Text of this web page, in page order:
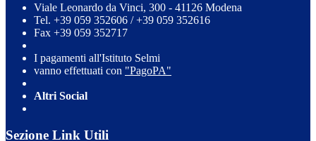
Viale Leonardo da Vinci, 300 - 41126 Modena
Tel. +39 059 352606 / +39 059 352616
Fax +39 059 352717
I pagamenti all'Istituto Selmi
vanno effettuati con "PagoPA"
Altri Social
Sezione Link Utili